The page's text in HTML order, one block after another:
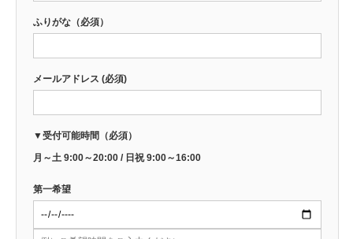
ふりがな（必須）
メールアドレス (必須)
▼受付可能時間（必須）
月～土 9:00～20:00 / 日祝 9:00～16:00
第一希望